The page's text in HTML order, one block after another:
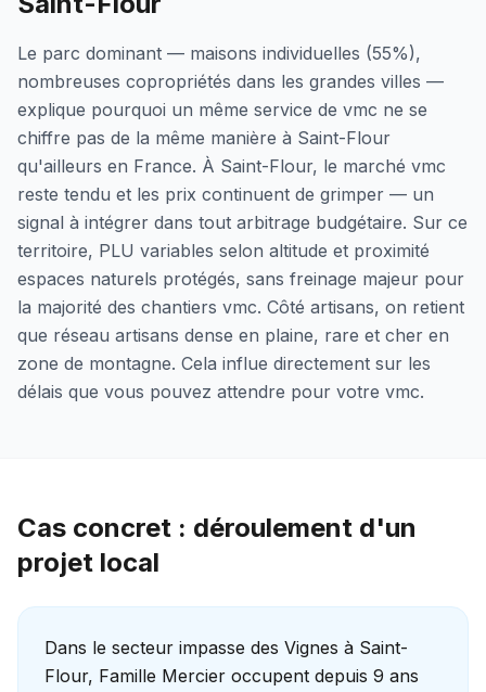
Le parc dominant — maisons individuelles (55%),
nombreuses copropriétés dans les grandes villes —
explique pourquoi un même service de vmc ne se
chiffre pas de la même manière à Saint-Flour
qu'ailleurs en France. À Saint-Flour, le marché vmc
reste tendu et les prix continuent de grimper — un
signal à intégrer dans tout arbitrage budgétaire. Sur ce
territoire, PLU variables selon altitude et proximité
espaces naturels protégés, sans freinage majeur pour
la majorité des chantiers vmc. Côté artisans, on retient
que réseau artisans dense en plaine, rare et cher en
zone de montagne. Cela influe directement sur les
délais que vous pouvez attendre pour votre vmc.
Cas concret : déroulement d'un
projet local
Dans le secteur impasse des Vignes à Saint-
Flour, Famille Mercier occupent depuis 9 ans